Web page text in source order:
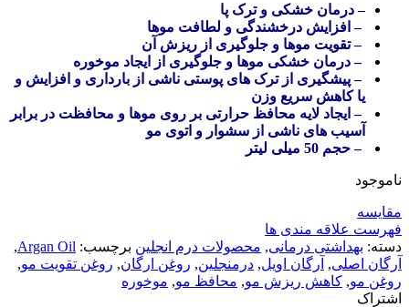
– درمان خشکی و ترک پا
– افزایش درخشندگی و لطافت موها
– تقویت موها و جلوگیری از ریزش آن
– درمان خشکی موها و جلوگیری از ایجاد موخوره
– پیشگیری از ترک های پوستی ناشی از بارداری و افزایش و
یا کاهش سریع وزن
– ایجاد لایه محافظ حرارتی بر روی موها و محافظت در برابر
آسیب های ناشی از سشوار و اتوی مو
– حجم 50 میلی لیتر
ناموجود
مقایسه
فهرست علاقه مندی ها
دسته: بهداشتی درمانی, محصولات درم انجلین برچسب: Argan Oil
,
آرگان اصلی, آرگان اویل, درمنجلین, روغن ارگان, روغن تقویت مو,
روغن مو, کاهش ریزش مو, محافظ مو, موخوره
اشتراک